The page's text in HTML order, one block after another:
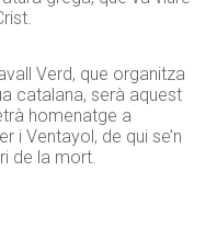
Verd, que organitza
catalana, serà aquest
homenatge a
i Ventayol, de qui se’n
de la mort.